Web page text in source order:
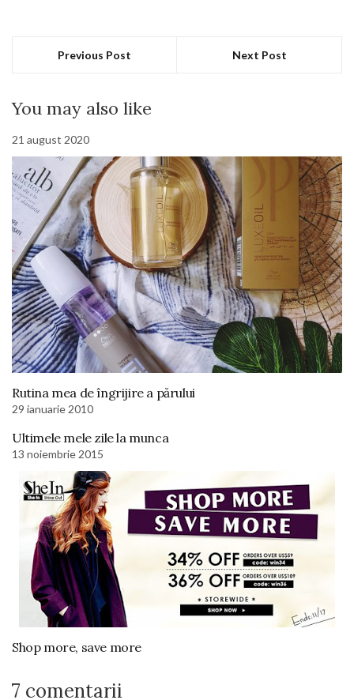
Previous Post Next Post
You may also like
21 august 2020
Rutina mea de îngrijire a părului
29 ianuarie 2010
Ultimele mele zile la munca
13 noiembrie 2015
Shop more, save more
7 comentarii